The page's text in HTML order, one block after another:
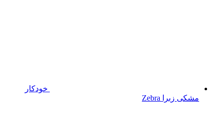
خودکار
مشکی زبرا Zebra